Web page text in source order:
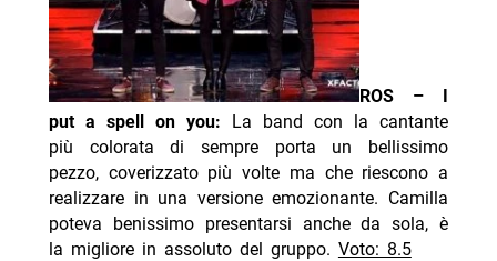
ROS – I
put a spell on you: La band con la cantante
più colorata di sempre porta un bellissimo
pezzo, coverizzato più volte ma che riescono a
realizzare in una versione emozionante. Camilla
poteva benissimo presentarsi anche da sola, è
la migliore in assoluto del gruppo. Voto: 8.5